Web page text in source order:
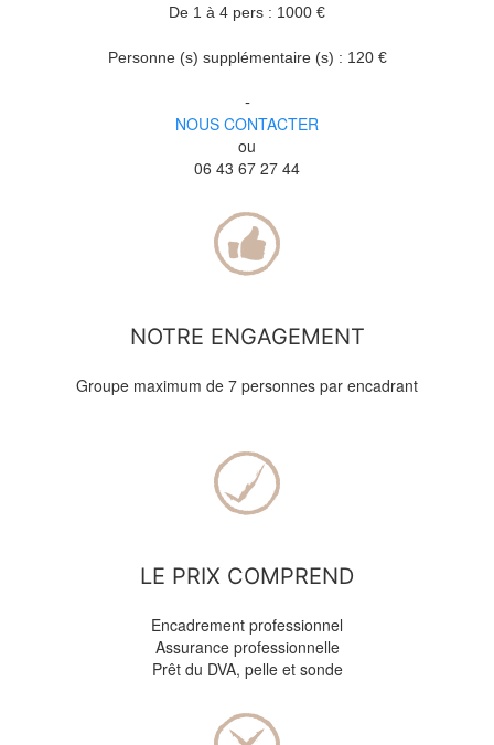
De 1 à 4 pers : 1000 €
Personne (s) supplémentaire (s) : 120 €
-
NOUS CONTACTER
ou
06 43 67 27 44
NOTRE ENGAGEMENT
Groupe maximum de 7 personnes par encadrant
LE PRIX COMPREND
Encadrement professionnel
Assurance professionnelle
Prêt du DVA, pelle et sonde